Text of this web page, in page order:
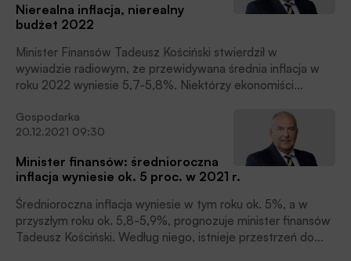
Nierealna inflacja, nierealny
budżet 2022
Minister Finansów Tadeusz Kościński stwierdził w
wywiadzie radiowym, że przewidywana średnia inflacja w
roku 2022 wyniesie 5,7-5,8%. Niektórzy ekonomiści
podwyżek cen energii będą odczuwalne przez dłuższy
czas.
Gospodarka
20.12.2021 09:30
Minister finansów: średnioroczna
inflacja wyniesie ok. 5 proc. w 2021 r.
Średnioroczna inflacja wyniesie w tym roku ok. 5%, a w
przyszłym roku ok. 5,8-5,9%, prognozuje minister finansów
Tadeusz Kościński. Według niego, istnieje przestrzeń do